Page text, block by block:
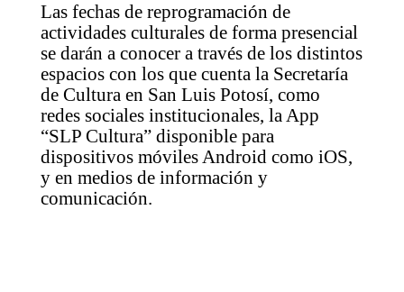
Las fechas de reprogramación de
actividades culturales de forma presencial
se darán a conocer a través de los distintos
espacios con los que cuenta la Secretaría
de Cultura en San Luis Potosí, como
redes sociales institucionales, la App
“SLP Cultura” disponible para
dispositivos móviles Android como iOS,
y en medios de información y
comunicación.